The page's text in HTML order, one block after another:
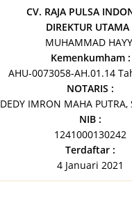
CV. RAJA PULSA
DIREKTUR UTAMA
MUHAMMAD
Kemenkumham :
AHU-0073058-AH.01.14
NOTARIS :
DEDY IMRON MAHA
NIB :
1241000130242
Terdaftar :
4 Januari 2021